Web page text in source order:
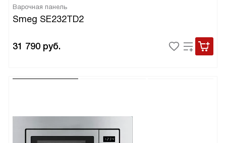
Варочная панель
Smeg SE232TD2
31 790 руб.